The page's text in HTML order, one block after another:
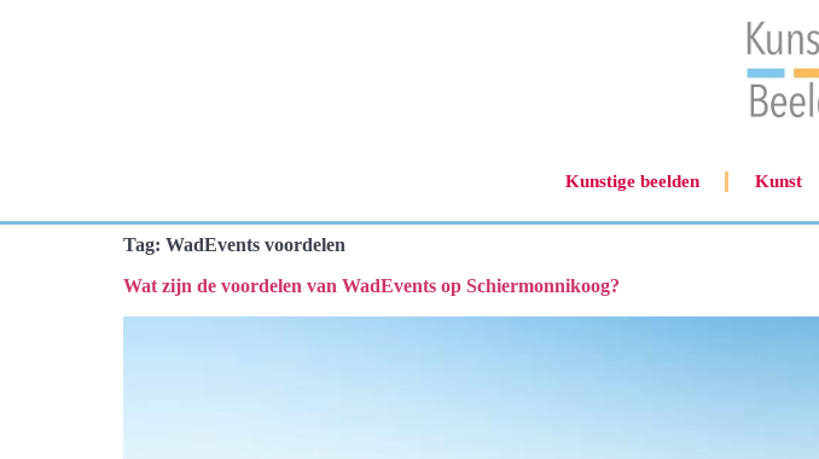
Kunstige beelden Kunst
Tag: WadEvents voordelen
Wat zijn de voordelen van WadEvents op Schiermonnikoog?